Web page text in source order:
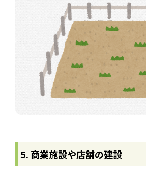
5. 商業施設や店舗の建設